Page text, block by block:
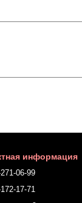
информация
06-99
17-71